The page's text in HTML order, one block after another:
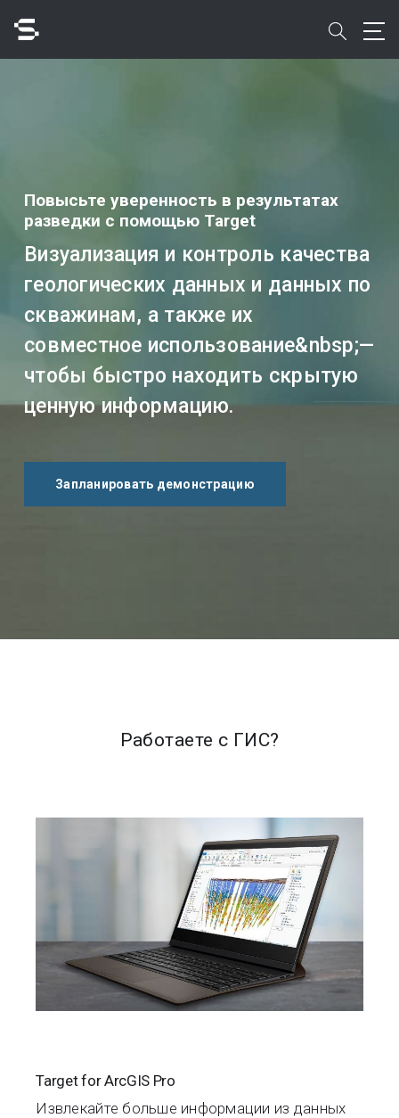
main
Быстрый доступ к
search
Повысьте уверенность в результатах
разведки с помощью Target
Визуализация и контроль качества
геологических данных и данных по
скважинам, а также их
совместное использование&nbsp;—
чтобы быстро находить скрытую
ценную информацию.
Запланировать демонстрацию
Работаете с ГИС?
Target for ArcGIS Pro
Извлекайте больше информации из данных